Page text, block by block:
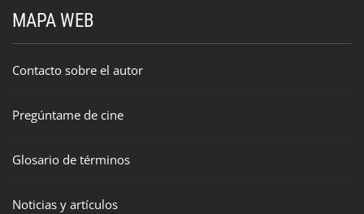
MAPA WEB
Contacto sobre el autor
Pregúntame de cine
Glosario de términos
Noticias y artículos